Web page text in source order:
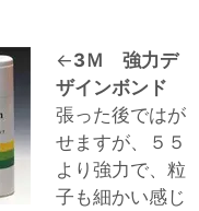
←3Ｍ 強力デ
ザインボンド
張った後ではが
せますが、５５
より強力で、粒
子も細かい感じ